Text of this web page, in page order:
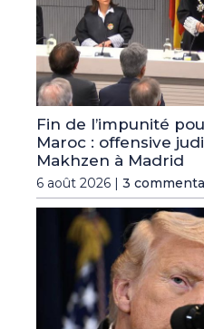
Fin de l’impunité
Maroc : offensive
Makhzen à Madrid
6 août 2026 | 3